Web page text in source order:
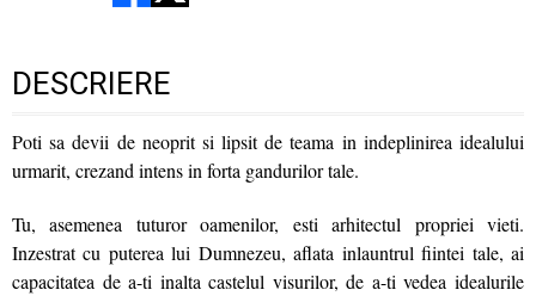
DESCRIERE
Poti sa devii de neoprit si lipsit de teama in indeplinirea idealului
urmarit, crezand intens in forta gandurilor tale.
Tu, asemenea tuturor oamenilor, esti arhitectul propriei vieti.
Inzestrat cu puterea lui Dumnezeu, aflata inlauntrul fiintei tale, ai
capacitatea de a-ti inalta castelul visurilor, de a-ti vedea idealurile